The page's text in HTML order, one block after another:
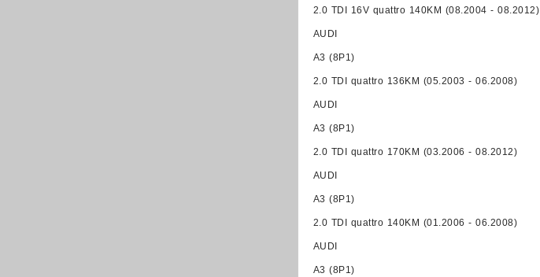
2.0 TDI 16V quattro 140KM (08.2004 - 08.2012)
AUDI
A3 (8P1)
2.0 TDI quattro 136KM (05.2003 - 06.2008)
AUDI
A3 (8P1)
2.0 TDI quattro 170KM (03.2006 - 08.2012)
AUDI
A3 (8P1)
2.0 TDI quattro 140KM (01.2006 - 06.2008)
AUDI
A3 (8P1)